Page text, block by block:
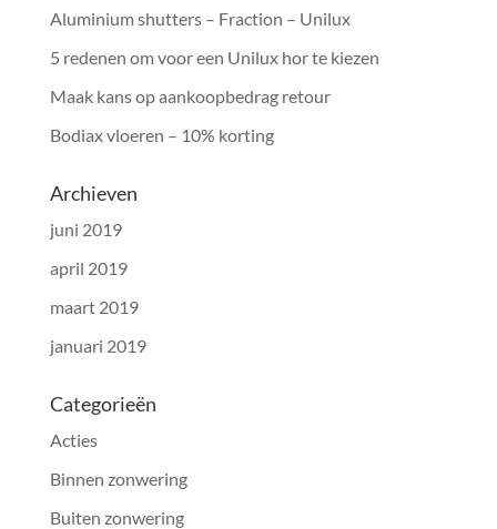
Aluminium shutters – Fraction – Unilux
5 redenen om voor een Unilux hor te kiezen
Maak kans op aankoopbedrag retour
Bodiax vloeren – 10% korting
Archieven
juni 2019
april 2019
maart 2019
januari 2019
Categorieën
Acties
Binnen zonwering
Buiten zonwering